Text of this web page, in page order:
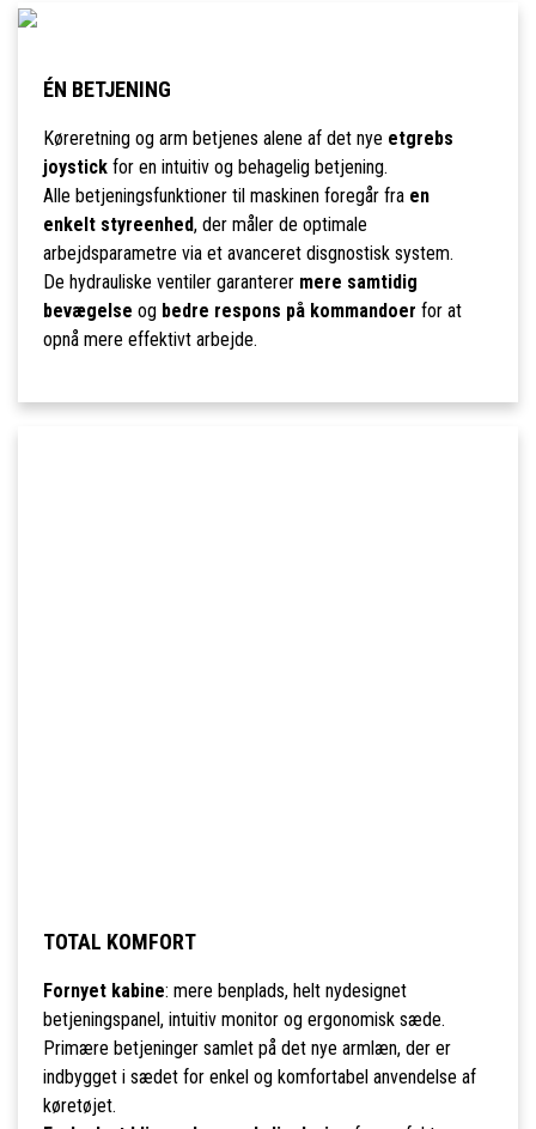
ÉN BETJENING
Køreretning og arm betjenes alene af det nye etgrebs
joystickfor en intuitiv og behagelig betjening.
Alle betjeningsfunktioner til maskinen foregår fra en
enkelt styreenhed, der måler de optimale
arbejdsparametre via et avanceret disgnostisk system.
De hydrauliske ventiler garanterer mere samtidig
bevægelse og bedre respons på kommandoer for at
opnå mere effektivt arbejde.
TOTAL KOMFORT
Fornyet kabine: mere benplads, helt nydesignet
betjeningspanel, intuitiv monitor og ergonomisk sæde.
Primære betjeninger samlet på det nye armlæn, der er
indbygget i sædet for enkel og komfortabel anvendelse af
køretøjet.